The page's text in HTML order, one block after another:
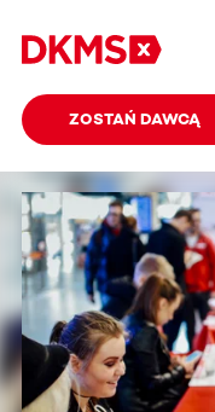
ZOSTAŃ DAWCĄ